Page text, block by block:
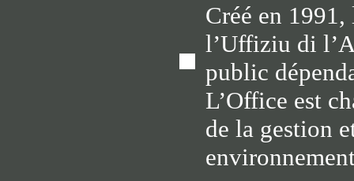
Créé en
l’Uffiziu di
public
L’Office est
de la gestion